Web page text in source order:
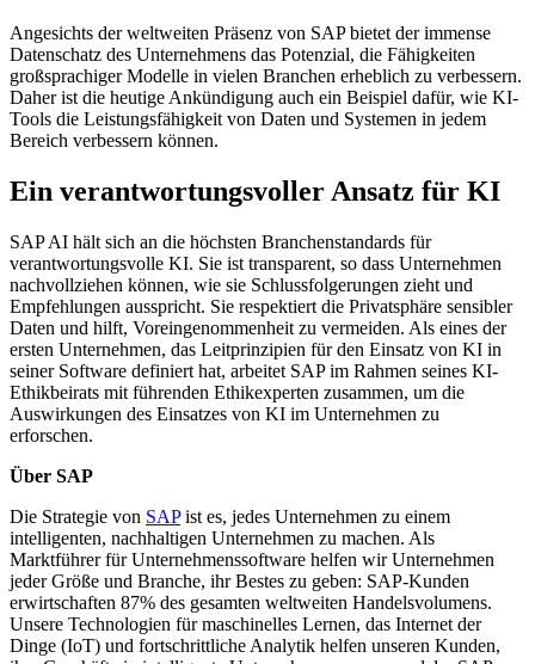
Angesichts der weltweiten Präsenz von SAP bietet der immense
Datenschatz des Unternehmens das Potenzial, die Fähigkeiten
großsprachiger Modelle in vielen Branchen erheblich zu verbessern.
Daher ist die heutige Ankündigung auch ein Beispiel dafür, wie KI-
Tools die Leistungsfähigkeit von Daten und Systemen in jedem
Bereich verbessern können.
Ein verantwortungsvoller Ansatz für KI
SAP AI hält sich an die höchsten Branchenstandards für
verantwortungsvolle KI. Sie ist transparent, so dass Unternehmen
nachvollziehen können, wie sie Schlussfolgerungen zieht und
Empfehlungen ausspricht. Sie respektiert die Privatsphäre sensibler
Daten und hilft, Voreingenommenheit zu vermeiden. Als eines der
ersten Unternehmen, das Leitprinzipien für den Einsatz von KI in
seiner Software definiert hat, arbeitet SAP im Rahmen seines KI-
Ethikbeirats mit führenden Ethikexperten zusammen, um die
Auswirkungen des Einsatzes von KI im Unternehmen zu
erforschen.
Über SAP
Die Strategie von SAPist es, jedes Unternehmen zu einem
intelligenten, nachhaltigen Unternehmen zu machen. Als
Marktführer für Unternehmenssoftware helfen wir Unternehmen
jeder Größe und Branche, ihr Bestes zu geben: SAP-Kunden
erwirtschaften 87% des gesamten weltweiten Handelsvolumens.
Unsere Technologien für maschinelles Lernen, das Internet der
Dinge (IoT) und fortschrittliche Analytik helfen unseren Kunden,